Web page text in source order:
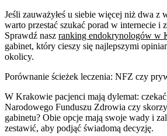
Jeśli zauważyłeś u siebie więcej niż dwa
warto przestać szukać porad w internecie i
Sprawdź nasz ranking endokrynologów w
gabinet, który cieszy się najlepszymi
okolicy.
Porównanie ścieżek leczenia: NFZ czy
W Krakowie pacjenci mają dylemat:
Narodowego Funduszu Zdrowia czy
gabinetu? Obie opcje mają swoje wady i
zestawić, aby podjąć świadomą decyzję.